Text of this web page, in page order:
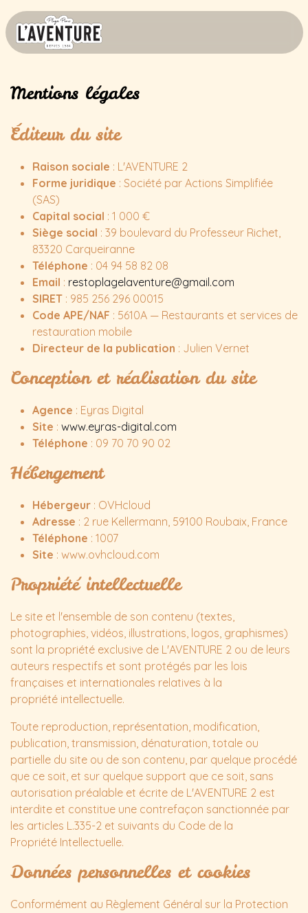
Mentions légales
Éditeur du site
Raison sociale : L'AVENTURE 2
Forme juridique : Société par Actions Simplifiée
(SAS)
Capital social : 1 000 €
Siège social : 39 boulevard du Professeur Richet,
83320 Carqueiranne
Téléphone : 04 94 58 82 08
Email : restoplagelaventure@gmail.com
SIRET : 985 256 296 00015
Code APE/NAF : 5610A — Restaurants et services de
restauration mobile
Directeur de la publication : Julien Vernet
Conception et réalisation du site
Agence : Eyras Digital
Site : www.eyras-digital.com
Téléphone : 09 70 70 90 02
Hébergement
Hébergeur : OVHcloud
Adresse : 2 rue Kellermann, 59100 Roubaix, France
Téléphone : 1007
Site : www.ovhcloud.com
Propriété intellectuelle
Le site et l'ensemble de son contenu (textes,
photographies, vidéos, illustrations, logos, graphismes)
sont la propriété exclusive de L'AVENTURE 2 ou de leurs
auteurs respectifs et sont protégés par les lois
françaises et internationales relatives à la
propriété intellectuelle.
Toute reproduction, représentation, modification,
publication, transmission, dénaturation, totale ou
partielle du site ou de son contenu, par quelque procédé
que ce soit, et sur quelque support que ce soit, sans
autorisation préalable et écrite de L'AVENTURE 2 est
interdite et constitue une contrefaçon sanctionnée par
les articles L.335-2 et suivants du Code de la
Propriété Intellectuelle.
Données personnelles et cookies
Conformément au Règlement Général sur la Protection